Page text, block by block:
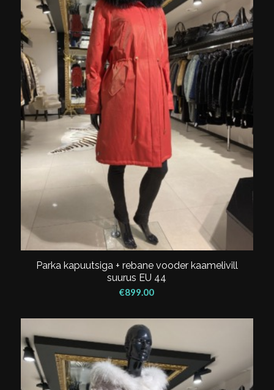
Parka kapuutsiga + rebane vooder kaamelivill
suurus EU 44
€899.00